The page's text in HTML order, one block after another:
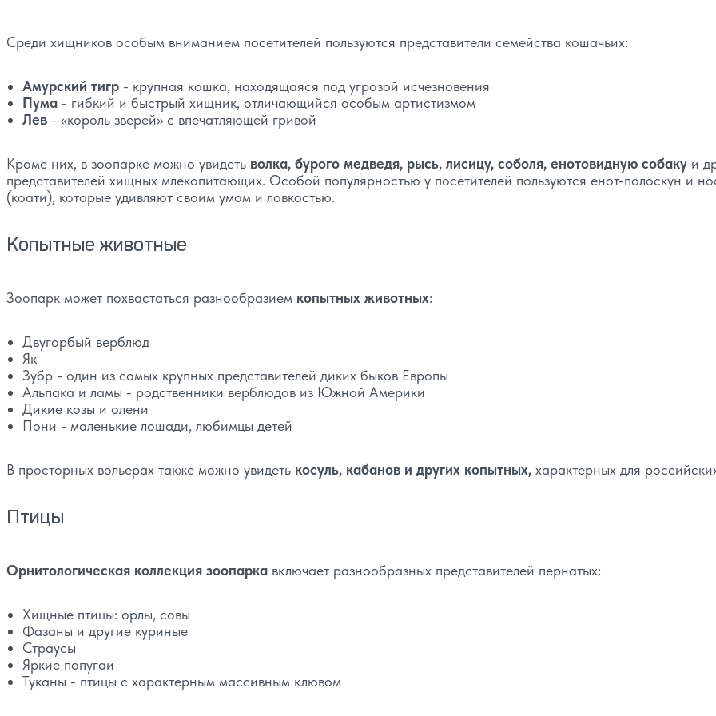
Среди хищников особым вниманием посетителей пользуются представители семейства кошачьих:
Амурский тигр - крупная кошка, находящаяся под угрозой исчезновения
Пума - гибкий и быстрый хищник, отличающийся особым артистизмом
Лев - «король зверей» с впечатляющей гривой
Кроме них, в зоопарке можно увидеть волка, бурого медведя, рысь, лисицу, соболя, енотовидную собаку и
представителей хищных млекопитающих. Особой популярностью у посетителей пользуются енот-полоскун и
(коати), которые удивляют своим умом и ловкостью.
Копытные животные
Зоопарк может похвастаться разнообразием копытных животных:
Двугорбый верблюд
Як
Зубр - один из самых крупных представителей диких быков Европы
Альпака и ламы - родственники верблюдов из Южной Америки
Дикие козы и олени
Пони - маленькие лошади, любимцы детей
В просторных вольерах также можно увидеть косуль, кабанов и других копытных, характерных для
Птицы
Орнитологическая коллекция зоопарка включает разнообразных представителей пернатых:
Хищные птицы: орлы, совы
Фазаны и другие куриные
Страусы
Яркие попугаи
Туканы - птицы с характерным массивным клювом